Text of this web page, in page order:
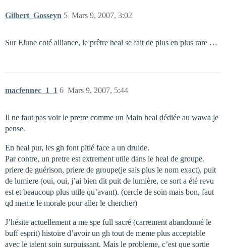
Gilbert_Gosseyn Mars 9, 2007, 3:02
5
Sur Elune coté alliance, le prêtre heal se fait de plus en plus rare …
macfennec_1_1 Mars 9, 2007, 5:44
6
Il ne faut pas voir le pretre comme un Main heal dédiée au wawa je
pense.
En heal pur, les gh font pitié face a un druide.
Par contre, un pretre est extrement utile dans le heal de groupe.
priere de guérison, priere de groupe(je sais plus le nom exact), puit
de lumiere (oui, oui, j’ai bien dit puit de lumière, ce sort a été revu
est et beaucoup plus utile qu’avant). (cercle de soin mais bon, faut
qd meme le morale pour aller le chercher)
J’hésite actuellement a me spe full sacré (carrement abandonné le
buff esprit) histoire d’avoir un gh tout de meme plus acceptable
avec le talent soin surpuissant. Mais le probleme, c’est que sortie